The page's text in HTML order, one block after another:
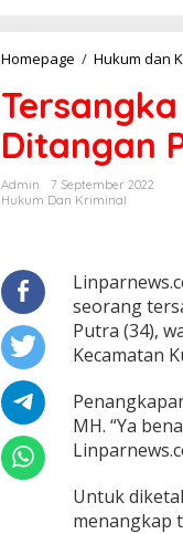
Homepage / Hukum dan
Ditangan
Admin
7 September 2022
Hukum Dan Kriminal
seorang
Putra (34),
Kecamatan
MH. “Ya
Untuk
menangkap